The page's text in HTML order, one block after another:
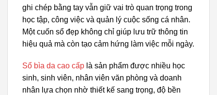
ghi chép bằng tay vẫn giữ vai trò quan trọng trong
học tập, công việc và quản lý cuộc sống cá nhân.
Một cuốn sổ đẹp không chỉ giúp lưu trữ thông tin
hiệu quả mà còn tạo cảm hứng làm việc mỗi ngày.
Sổ bìa da cao cấp là sản phẩm được nhiều học
sinh, sinh viên, nhân viên văn phòng và doanh
nhân lựa chọn nhờ thiết kế sang trọng, độ bền